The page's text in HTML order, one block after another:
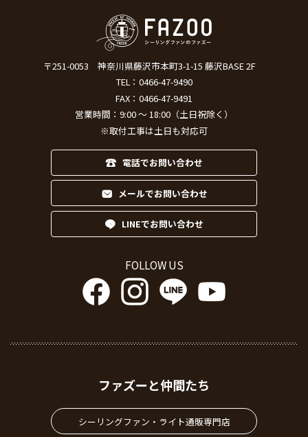
〒251-0053
神奈川県藤沢市本町3-1-15 藤沢BASE 2F
TEL： 0466-47-9490
FAX：0466-47-9491
営業時間：9:00 ～ 18:00（土日祝除く）
※取付工事は土日も対応可
電話でお問い合わせ
メールでお問い合わせ
LINEでお問い合わせ
FOLLOW US
ファズーと仲間たち
シーリングファン・ライト通販専門店